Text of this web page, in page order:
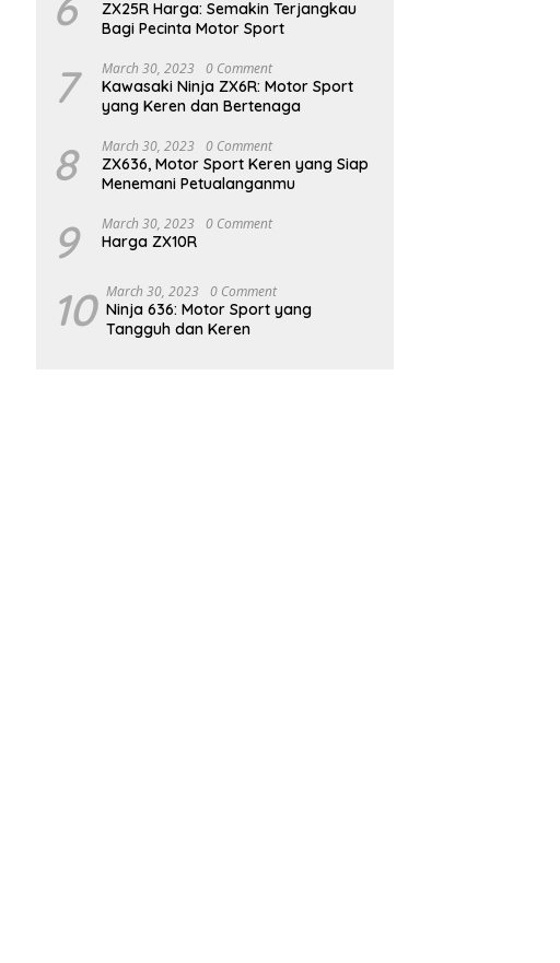
ZX25R Harga: Semakin Terjangkau
Bagi Pecinta Motor Sport
7 March 30, 2023 0 Comment
Kawasaki Ninja ZX6R: Motor Sport
yang Keren dan Bertenaga
8 March 30, 2023 0 Comment
ZX636, Motor Sport Keren yang Siap
Menemani Petualanganmu
9 March 30, 2023 0 Comment
Harga ZX10R
10 March 30, 2023 0 Comment
Ninja 636: Motor Sport yang
Tangguh dan Keren